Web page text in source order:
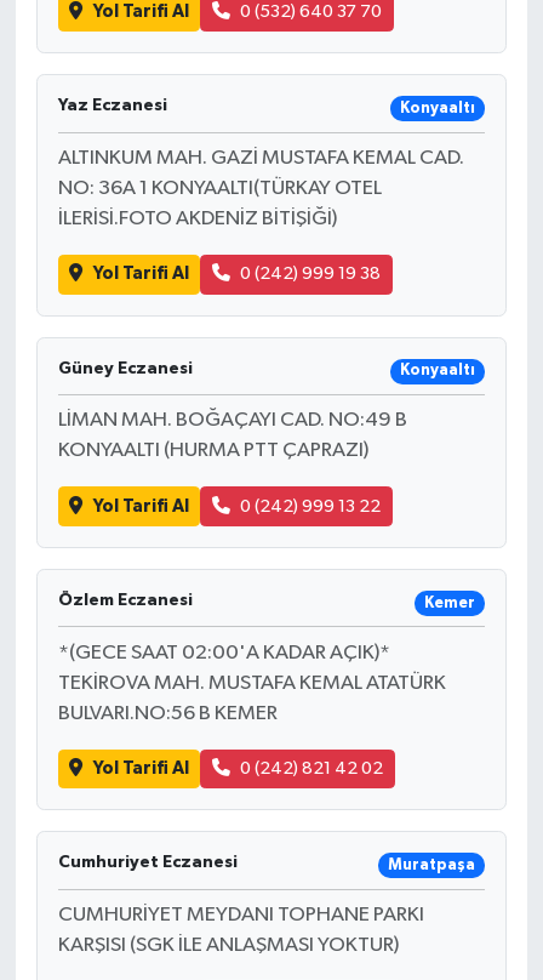
Yol Tarifi Al 0 (532) 640 37 70
Yaz Eczanesi Konyaaltı
ALTINKUM MAH. GAZİ MUSTAFA KEMAL CAD.
NO: 36A 1 KONYAALTI(TÜRKAY OTEL
İLERİSİ.FOTO AKDENİZ BİTİŞİĞİ)
Yol Tarifi Al 0 (242) 999 19 38
Güney Eczanesi Konyaaltı
LİMAN MAH. BOĞAÇAYI CAD. NO:49 B
KONYAALTI (HURMA PTT ÇAPRAZI)
Yol Tarifi Al 0 (242) 999 13 22
Özlem Eczanesi Kemer
*(GECE SAAT 02:00'A KADAR AÇIK)*
TEKİROVA MAH. MUSTAFA KEMAL ATATÜRK
BULVARI.NO:56 B KEMER
Yol Tarifi Al 0 (242) 821 42 02
Cumhuriyet Eczanesi Muratpaşa
CUMHURİYET MEYDANI TOPHANE PARKI
KARŞISI (SGK İLE ANLAŞMASI YOKTUR)